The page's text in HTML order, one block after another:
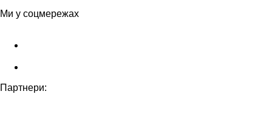
Ми у соцмережах
Партнери: